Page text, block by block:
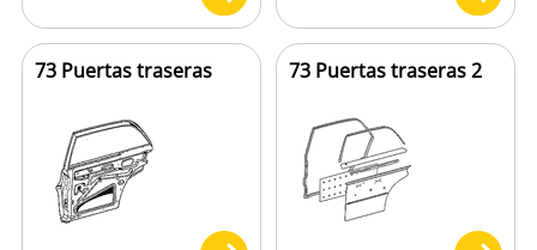
73 Puertas traseras 73 Puertas traseras 2